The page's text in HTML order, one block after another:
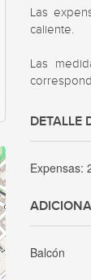
Las
caliente.
Las
DETALLE
Expensas:
Balcón